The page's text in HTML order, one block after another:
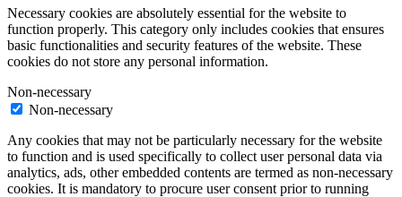
Necessary cookies are absolutely essential for the website to
function properly. This category only includes cookies that ensures
basic functionalities and security features of the website. These
cookies do not store any personal information.
Non-necessary
Non-necessary
Any cookies that may not be particularly necessary for the website
to function and is used specifically to collect user personal data via
analytics, ads, other embedded contents are termed as non-necessary
cookies. It is mandatory to procure user consent prior to running